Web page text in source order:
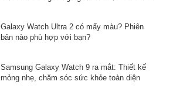
Galaxy Watch Ultra 2 có mấy màu? Phiên
bản nào phù hợp với bạn?
Samsung Galaxy Watch 9 ra mắt: Thiết kế
mỏng nhẹ, chăm sóc sức khỏe toàn diện